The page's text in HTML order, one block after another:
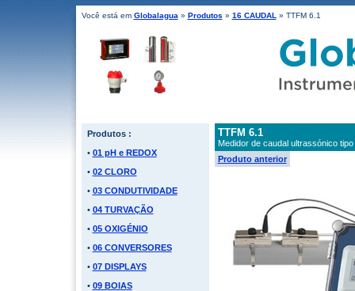
Você está em Globalagua » Produtos » 16 CAUDAL » TTFM 6.1
Produtos :
• 01 pH e REDOX
• 02 CLORO
• 03 CONDUTIVIDADE
• 04 TURVAÇÃO
• 05 OXIGÉNIO
• 06 CONVERSORES
• 07 DISPLAYS
• 09 BOIAS
TTFM 6.1
Medidor de caudal ultrassónico
Produto anterior